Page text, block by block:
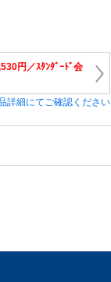
円／ｽﾀﾝﾀﾞｰﾄﾞ会
詳細にてご確認ください